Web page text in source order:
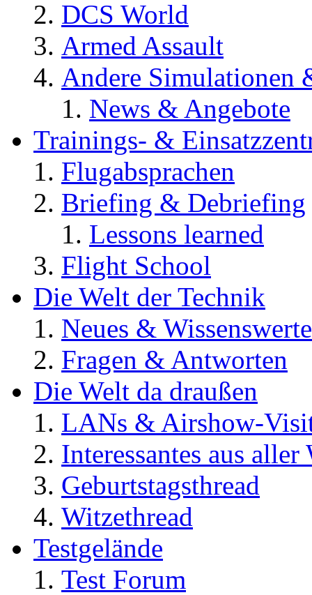
DCS World
Armed Assault
Andere Simulationen
News & Angebote
Trainings- &
Flugabsprachen
Briefing & Debriefing
Lessons learned
Flight School
Die Welt der Technik
Neues &
Fragen & Antworten
Die Welt da draußen
LANs & Airshow-
Interessantes aus aller
Geburtstagsthread
Witzethread
Testgelände
Test Forum